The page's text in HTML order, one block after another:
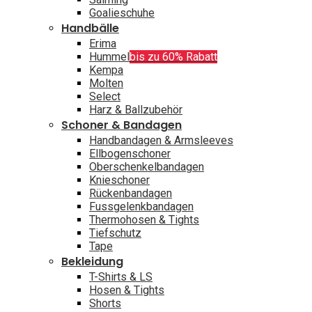
Goalieschuhe
Handbälle
Erima
Hummelbis zu 60% Rabatt
Kempa
Molten
Select
Harz & Ballzubehör
Schoner & Bandagen
Handbandagen & Armsleeves
Ellbogenschoner
Oberschenkelbandagen
Knieschoner
Rückenbandagen
Fussgelenkbandagen
Thermohosen & Tights
Tiefschutz
Tape
Bekleidung
T-Shirts & LS
Hosen & Tights
Shorts